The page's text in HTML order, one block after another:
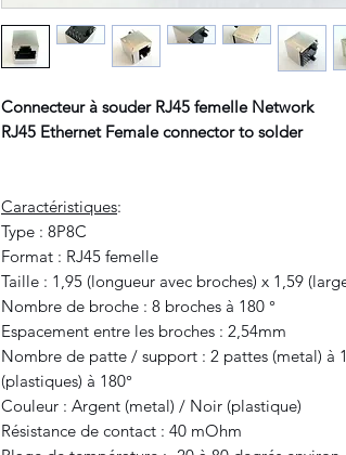
Connecteur à souder RJ45 femelle Network
RJ45 Ethernet Female connector to solder
Caractéristiques:
Type : 8P8C
Format : RJ45 femelle
Taille : 1,95 (longueur avec broches) x 1,59
Nombre de broche : 8 broches à 180 °
Espacement entre les broches : 2,54mm
Nombre de patte / support : 2 pattes (metal) à
(plastiques) à 180°
Couleur : Argent (metal) / Noir (plastique)
Résistance de contact : 40 mOhm